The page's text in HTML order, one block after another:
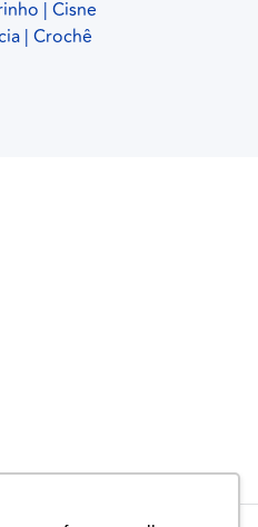
| Cisne
| Crochê